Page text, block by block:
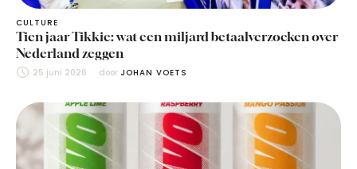
CULTURE
Tien jaar Tikkie: wat een miljard betaalverzoeken over
Nederland zeggen
25 juni 2026 door JOHAN VOETS